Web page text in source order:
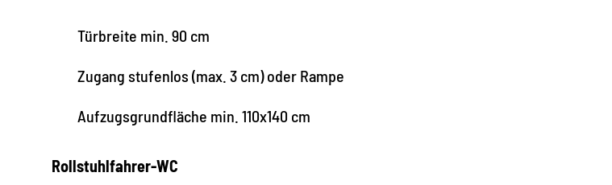
Türbreite min. 90 cm
Zugang stufenlos (max. 3 cm) oder Rampe
Aufzugsgrundfläche min. 110x140 cm
Rollstuhlfahrer-WC